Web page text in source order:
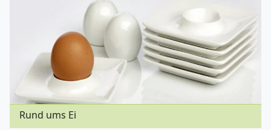
Rund ums Ei